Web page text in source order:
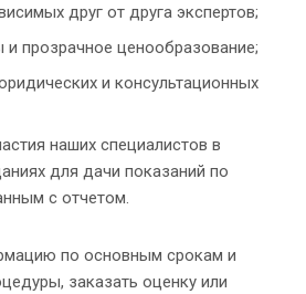
друг от друга экспертов;
прозрачное ценообразование;
и консультационных
наших специалистов в
для дачи показаний по
с отчетом.
по основным срокам и
заказать оценку или